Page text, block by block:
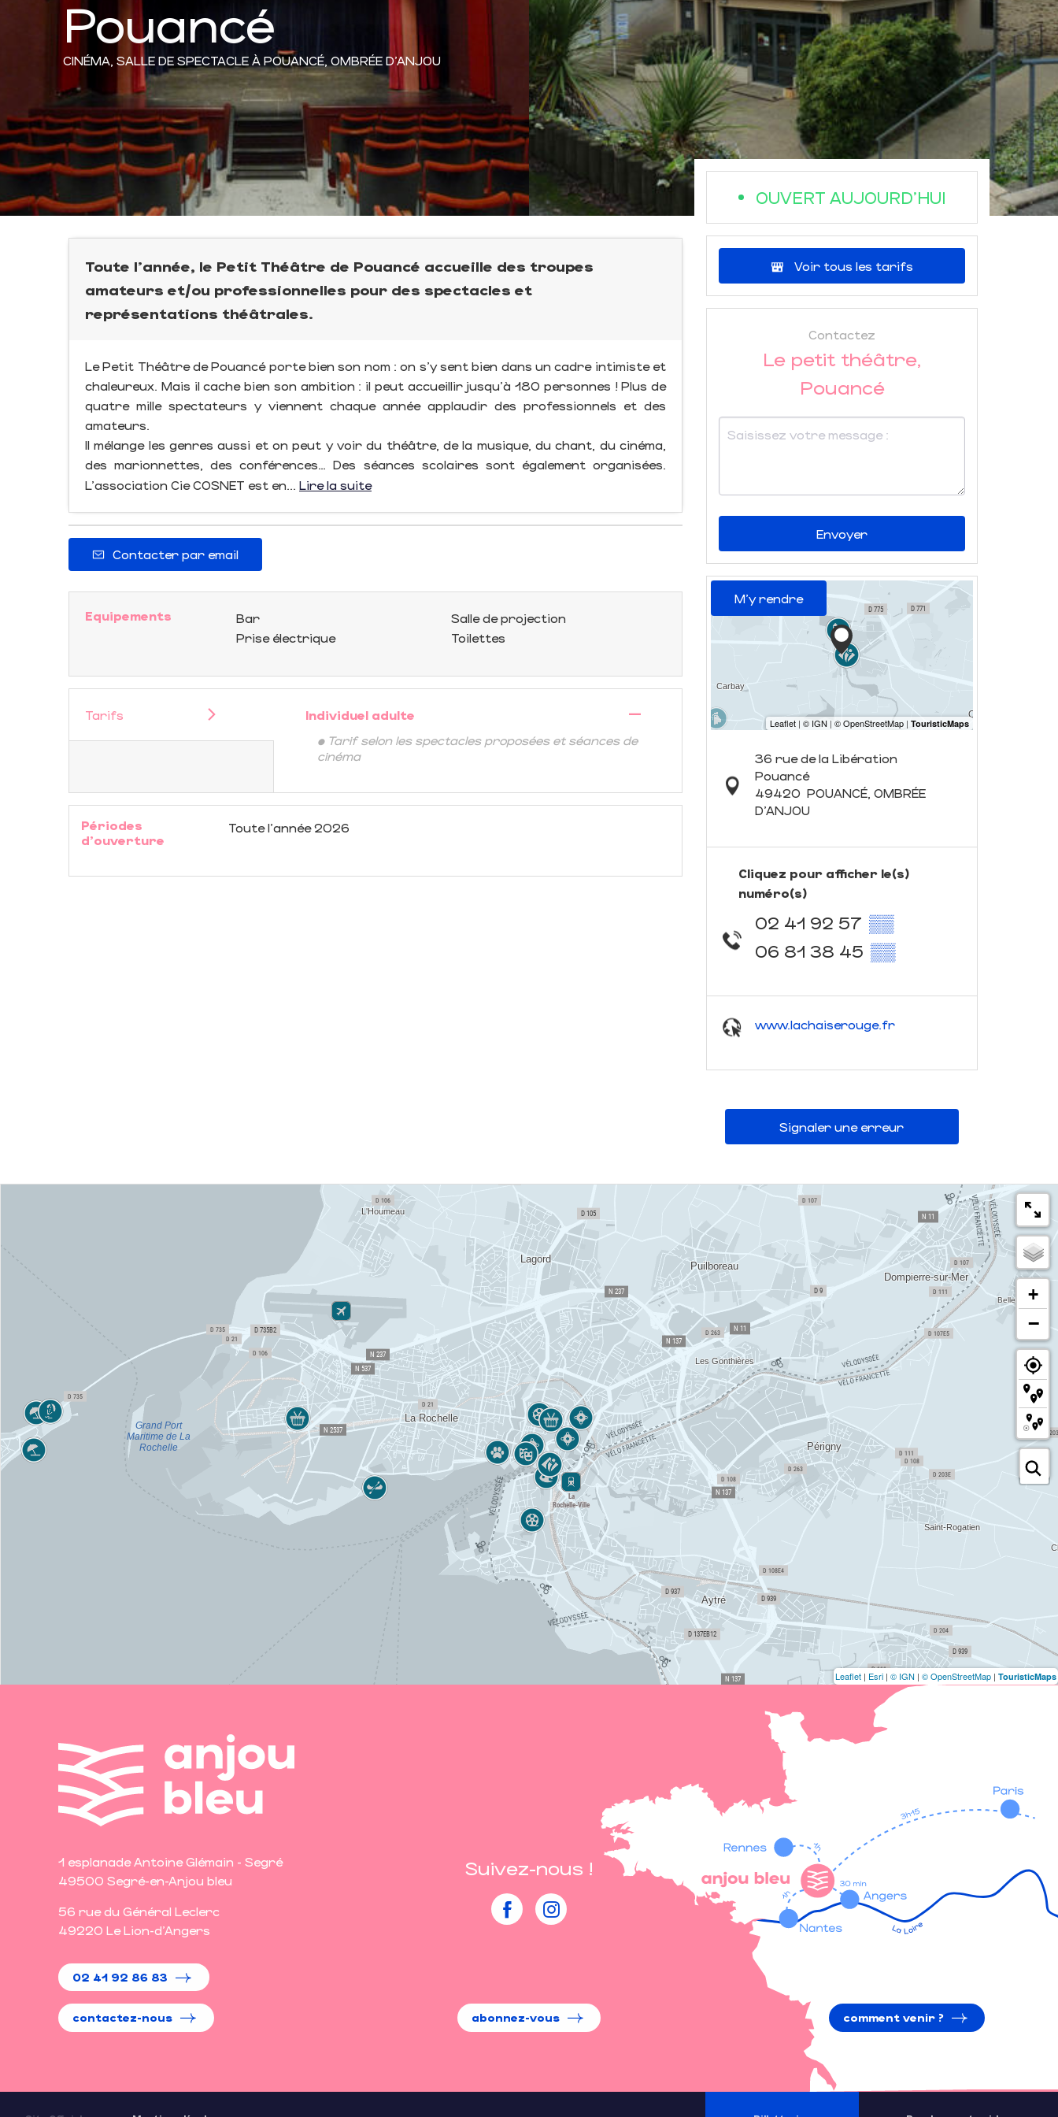
Pouancé
CINÉMA, SALLE DE SPECTACLE À POUANCÉ, OMBRÉE D'ANJOU
Toute l'année, le Petit Théâtre de Pouancé accueille des troupes
amateurs et/ou professionnelles pour des spectacles et
représentations théâtrales.
Le Petit Théâtre de Pouancé porte bien son nom : on s’y sent bien dans un cadre intimiste et
chaleureux. Mais il cache bien son ambition : il peut accueillir jusqu’à 180 personnes ! Plus de
quatre mille spectateurs y viennent chaque année applaudir des professionnels et des
amateurs.
Il mélange les genres aussi et on peut y voir du théâtre, de la musique, du chant, du cinéma,
des marionnettes, des conférences… Des séances scolaires sont également organisées.
L'association Cie COSNET est en... Lire la suite
Contacter par email
Equipements
Bar
Prise électrique
Salle de projection
Toilettes
Tarifs Individuel adulte
—
• Tarif selon les spectacles proposées et séances de
cinéma
Périodes
d'ouverture
Toute l'année 2026
OUVERT AUJOURD'HUI
Voir tous les tarifs
Contactez
Le petit théâtre,
Pouancé
Envoyer
M'y rendre
36 rue de la Libération
Pouancé
49420 POUANCÉ, OMBRÉE
D'ANJOU
Cliquez pour afficher le(s)
numéro(s)
02 41 92 57 ▒▒
06 81 38 45 ▒▒
www.lachaiserouge.fr
Signaler une erreur
+
−
Leaflet | Esri | © IGN | © OpenStreetMap | TouristicMaps
1 esplanade Antoine Glémain - Segré
49500 Segré-en-Anjou bleu
56 rue du Général Leclerc
49220 Le Lion-d'Angers
02 41 92 86 83
contactez-nous
Suivez-nous !
abonnez-vous comment venir ?